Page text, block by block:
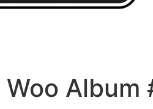
Woo Album